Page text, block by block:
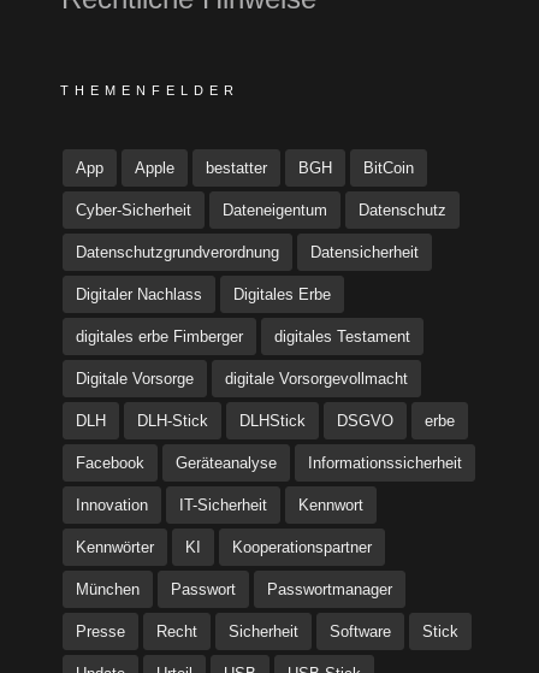
THEMENFELDER
App Apple bestatter BGH BitCoin
Cyber-Sicherheit Dateneigentum Datenschutz
Datenschutzgrundverordnung Datensicherheit
Digitaler Nachlass Digitales Erbe
digitales erbe Fimberger digitales Testament
Digitale Vorsorge digitale Vorsorgevollmacht
DLH DLH-Stick DLHStick DSGVO erbe
Facebook Geräteanalyse Informationssicherheit
Innovation IT-Sicherheit Kennwort
Kennwörter KI Kooperationspartner
München Passwort Passwortmanager
Presse Recht Sicherheit Software Stick